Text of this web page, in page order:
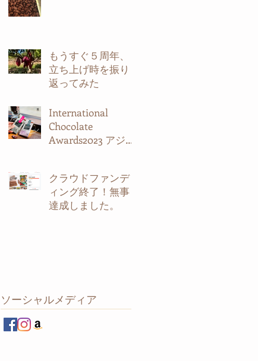
もうすぐ５周年、
立ち上げ時を振り
返ってみた
International
Chocolate
Awards2023 アジア
クラウドファンデ
ィング終了！無事
達成しました。
ソーシャルメディア